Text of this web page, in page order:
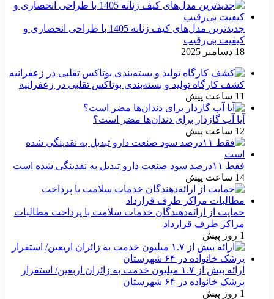
جدیدترین مدل‌های کیف زنانه 1405 با طراحی انحصاری و
کیفیت بی‌رقیب
18 دسامبر 2025
کشف کارگاه تولید و بسته‌بندی بوتاکس تقلبی در زعفرانیه
11 ساعت پیش
آیا آب گازدار برای دندان‌ها مضر است؟
12 ساعت پیش
فقط ۱۱‌درصد سود صنعت دارو تبدیل به نقدینگی شده است
14 ساعت پیش
حمایت از ارائه‌دهندگان خدمات سلامت با پرداخت مطالبات
مراکز طرف قرارداد
1 روز پیش
ارائه بیش از ۱.۷ میلیون خدمت به زائران اربعین/ استقرار
پزشک خانواده در ۶۴ شهرستان
1 روز پیش